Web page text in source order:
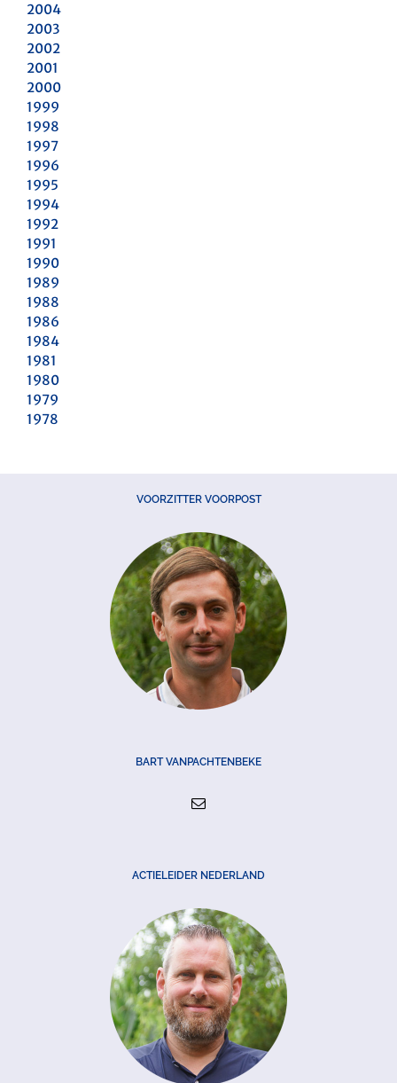
2004
2003
2002
2001
2000
1999
1998
1997
1996
1995
1994
1992
1991
1990
1989
1988
1986
1984
1981
1980
1979
1978
VOORZITTER VOORPOST
BART VANPACHTENBEKE
ACTIELEIDER NEDERLAND